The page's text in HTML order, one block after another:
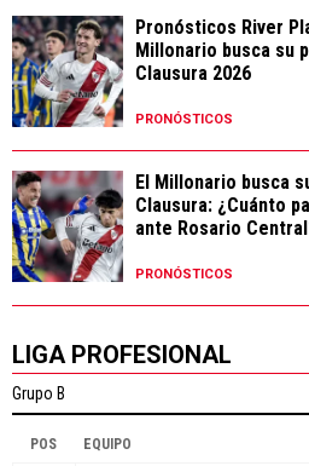
Pronósticos River
Millonario busca su
Clausura 2026
PRONÓSTICOS
El Millonario busca
Clausura: ¿Cuánto
ante Rosario
PRONÓSTICOS
LIGA PROFESIONAL